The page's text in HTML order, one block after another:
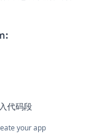
代码段
your app